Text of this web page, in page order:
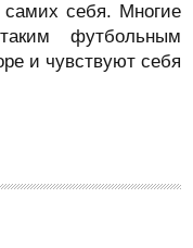
себя. Многие
футбольным
и чувствуют себя